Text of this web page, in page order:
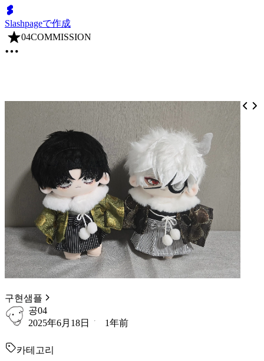
Slashpageで作成
04COMMISSION
구현샘플
공04
2025年6月18日
1年前
카테고리